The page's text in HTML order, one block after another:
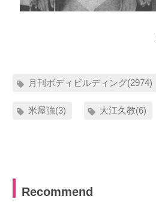
月刊ボディビルディング(2974)
米屋強(3) 大江久教(6)
Recommend